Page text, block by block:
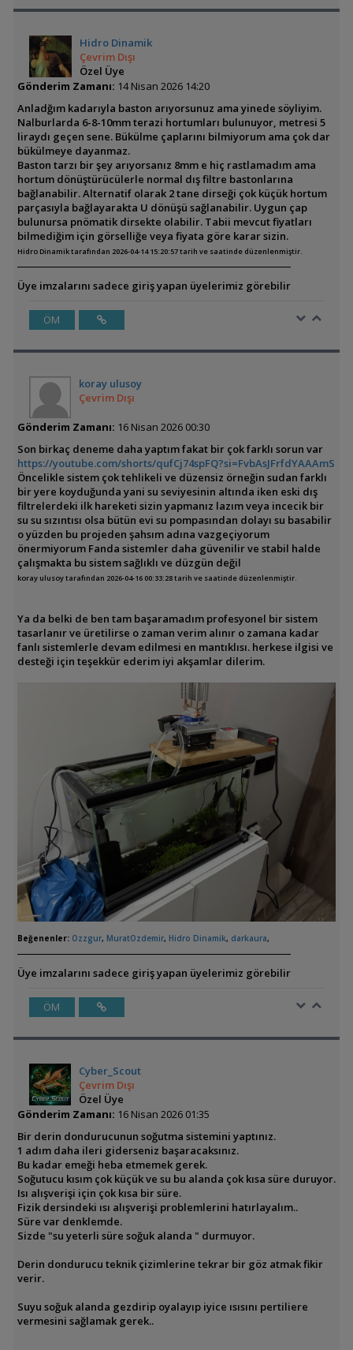
Hidro Dinamik
Çevrim Dışı
Özel Üye
Gönderim Zamanı: 14 Nisan 2026 14:20
Anladğım kadarıyla baston arıyorsunuz ama yinede söyliyim.
Nalburlarda 6-8-10mm terazi hortumları bulunuyor, metresi 5
liraydı geçen sene. Bükülme çaplarını bilmiyorum ama çok dar
bükülmeye dayanmaz.
Baston tarzı bir şey arıyorsanız 8mm e hiç rastlamadım ama
hortum dönüştürücülerle normal dış filtre bastonlarına
bağlanabilir. Alternatif olarak 2 tane dirseği çok küçük hortum
parçasıyla bağlayarakta U dönüşü sağlanabilir. Uygun çap
bulunursa pnömatik dirsekte olabilir. Tabii mevcut fiyatları
bilmediğim için görselliğe veya fiyata göre karar sizin.
Hidro Dinamik tarafından 2026-04-14 15:20:57 tarih ve saatinde düzenlenmiştir.
Üye imzalarını sadece giriş yapan üyelerimiz görebilir
ÖM
koray ulusoy
Çevrim Dışı
Gönderim Zamanı: 16 Nisan 2026 00:30
Son birkaç deneme daha yaptım fakat bir çok farklı sorun var
https://youtube.com/shorts/qufCj74spFQ?si=FvbAsJFrfdYAAAmS
Öncelikle sistem çok tehlikeli ve düzensiz örneğin sudan farklı
bir yere koyduğunda yani su seviyesinin altında iken eski dış
filtrelerdeki ilk hareketi sizin yapmanız lazım veya incecik bir
su su sızıntısı olsa bütün evi su pompasından dolayı su basabilir
o yüzden bu projeden şahsım adına vazgeçiyorum
önermiyorum Fanda sistemler daha güvenilir ve stabil halde
çalışmakta bu sistem sağlıklı ve düzgün değil
koray ulusoy tarafından 2026-04-16 00:33:28 tarih ve saatinde düzenlenmiştir.
Ya da belki de ben tam başaramadım profesyonel bir sistem
tasarlanır ve üretilirse o zaman verim alınır o zamana kadar
fanlı sistemlerle devam edilmesi en mantıklısı. herkese ilgisi ve
desteği için teşekkür ederim iyi akşamlar dilerim.
Beğenenler: Ozzgur, MuratOzdemir, Hidro Dinamik, darkaura,
Üye imzalarını sadece giriş yapan üyelerimiz görebilir
ÖM
Cyber_Scout
Çevrim Dışı
Özel Üye
Gönderim Zamanı: 16 Nisan 2026 01:35
Bir derin dondurucunun soğutma sistemini yaptınız.
1 adım daha ileri giderseniz başaracaksınız.
Bu kadar emeği heba etmemek gerek.
Soğutucu kısım çok küçük ve su bu alanda çok kısa süre duruyor.
Isı alışverişi için çok kısa bir süre.
Fizik dersindeki ısı alışverişi problemlerini hatırlayalım..
Süre var denklemde.
Sizde "su yeterli süre soğuk alanda " durmuyor.
Derin dondurucu teknik çizimlerine tekrar bir göz atmak fikir
verir.
Suyu soğuk alanda gezdirip oyalayıp iyice ısısını pertiliere
vermesini sağlamak gerek..